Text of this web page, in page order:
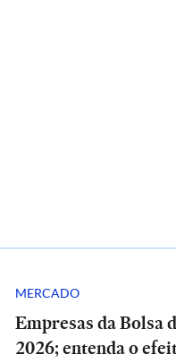
MERCADO
Empresas da Bolsa
2026; entenda o